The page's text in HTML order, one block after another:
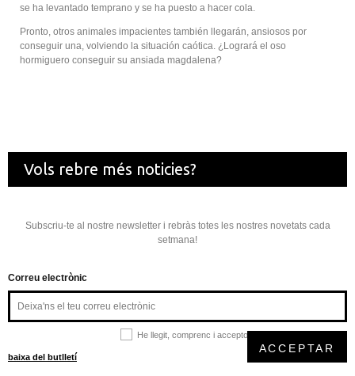
se ha levantado temprano y se ha puesto a hacer cola.
Pronto, otros animales impacientes también llegarán, ansiosos por
conseguir una, volviendo la situación caótica. ¿Logrará el oso
hormiguero conseguir su ansiada magdalena?
Vols rebre més noticies?
Subscriu-te al nostre newsletter i rebràs totes les nostres novetats cada
setmana!
Correu electrònic
He llegit, comprenc i accepto la
baixa del butlletí
ACCEPTAR